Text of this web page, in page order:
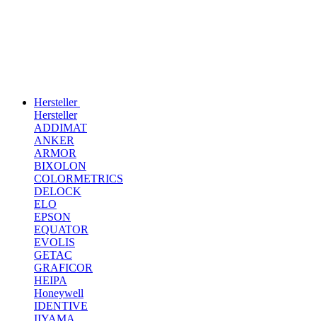
Hersteller
Hersteller
ADDIMAT
ANKER
ARMOR
BIXOLON
COLORMETRICS
DELOCK
ELO
EPSON
EQUATOR
EVOLIS
GETAC
GRAFICOR
HEIPA
Honeywell
IDENTIVE
IIYAMA